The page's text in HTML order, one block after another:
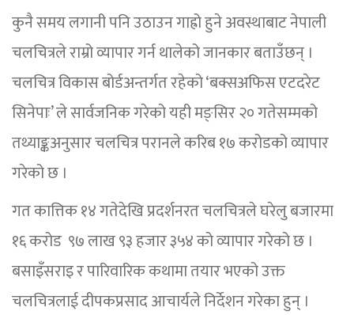
कुनै समय लगानी पनि उठाउन गाह्रो हुने अवस्थाबाट नेपाली
चलचित्रले राम्रो व्यापार गर्न थालेको जानकार बताउँछन् ।
चलचित्र विकास बोर्डअन्तर्गत रहेको ‘बक्सअफिस एटदरेट
सिनेपाः’ ले सार्वजनिक गरेको यही मङ्सिर २० गतेसम्मको
तथ्याङ्कअनुसार चलचित्र परानले करिब १७ करोडको व्यापार
गरेको छ ।
गत कात्तिक १४ गतेदेखि प्रदर्शनरत चलचित्रले घरेलु बजारमा
१६ करोड ९७ लाख ९३ हजार ३५४ को व्यापार गरेको छ ।
बसाइँसराइ र पारिवारिक कथामा तयार भएको उक्त
चलचित्रलाई दीपकप्रसाद आचार्यले निर्देशन गरेका हुन् ।